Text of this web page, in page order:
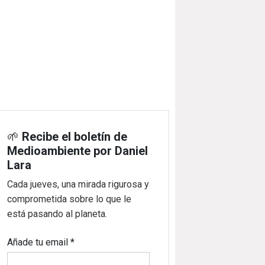
🌱 Recibe el boletín de
Medioambiente por Daniel
Lara
Cada jueves, una mirada rigurosa y
comprometida sobre lo que le
está pasando al planeta.
Añade tu email*